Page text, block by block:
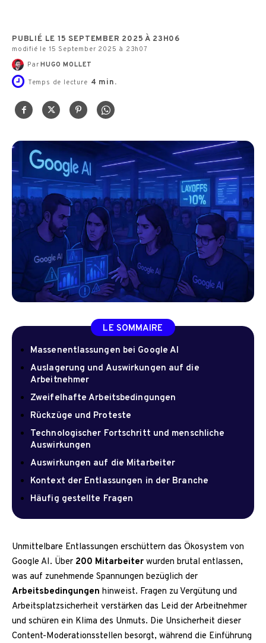
PUBLIÉ LE 15 SEPTEMBER 2025 À 23H06
modifié le 15 September 2025 à 23h07
Par HUGO MOLLET
Temps de lecture 4 min.
LE SOMMAIRE
Massenentlassungen bei Google AI
Auslagerung und Auswirkungen auf die
Arbeitnehmer
Zweifelhafte Arbeitsbedingungen
Rückzüge und Proteste
Technologischer Fortschritt und menschliche
Auswirkungen
Auswirkungen auf die Mitarbeiter
Kontext der Entlassungen in der Branche
Häufig gestellte Fragen
Unmittelbare Entlassungen erschüttern das Ökosystem von
Google AI. Über 200 Mitarbeiter wurden brutal entlassen,
was auf zunehmende Spannungen bezüglich der
Arbeitsbedingungen hinweist. Fragen zu Vergütung und
Arbeitsplatzsicherheit verstärken das Leid der Arbeitnehmer
und schüren ein Klima des Unmuts. Die Unsicherheit dieser
Content-Moderationsstellen besorgt, während die Einführung